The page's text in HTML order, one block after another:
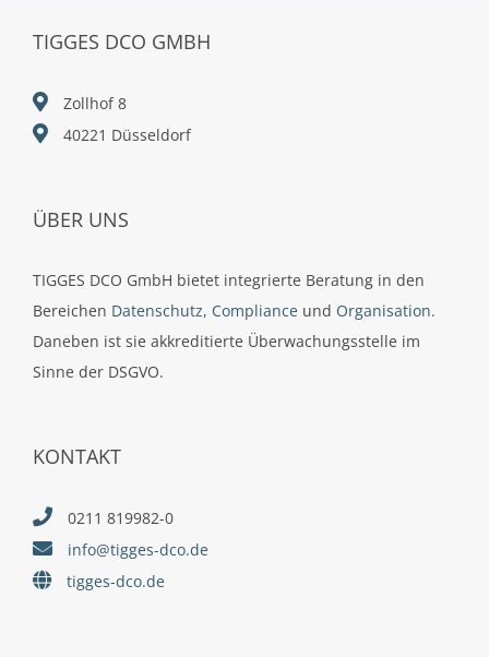
TIGGES DCO GMBH
Zollhof 8
40221 Düsseldorf
ÜBER UNS
TIGGES DCO GmbH bietet integrierte Beratung in den
Bereichen Datenschutz, Compliance und Organisation.
Daneben ist sie akkreditierte Überwachungsstelle im
Sinne der DSGVO.
KONTAKT
0211 819982-0
info@tigges-dco.de
tigges-dco.de